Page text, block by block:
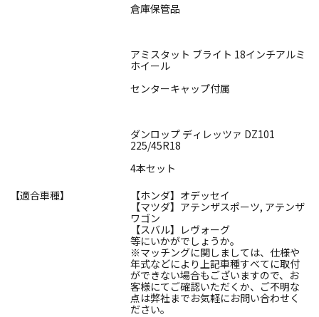
倉庫保管品
アミスタット ブライト 18インチアルミ
ホイール
センターキャップ付属
ダンロップ ディレッツァ DZ101
225/45R18
4本セット
【適合車種】
【ホンダ】オデッセイ
【マツダ】アテンザスポーツ, アテンザ
ワゴン
【スバル】レヴォーグ
等にいかがでしょうか。
※マッチングに関しましては、仕様や
年式などにより上記車種すべてに取付
ができない場合もございますので、お
客様にてご確認いただくか、ご不明な
点は弊社までお気軽にお問い合わせく
ださい。